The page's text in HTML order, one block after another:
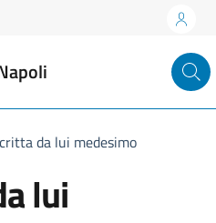
da lui medesimo
lui